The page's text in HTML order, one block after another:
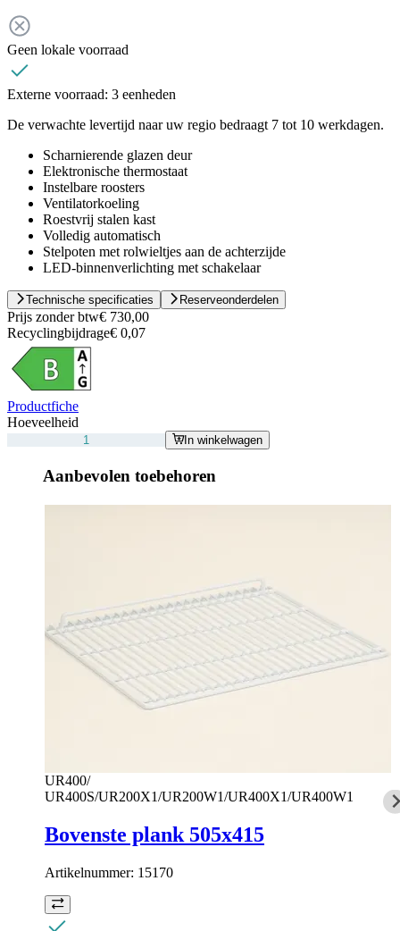
Geen lokale voorraad
Externe voorraad: 3 eenheden
De verwachte levertijd naar uw regio bedraagt 7 tot 10 werkdagen.
Scharnierende glazen deur
Elektronische thermostaat
Instelbare roosters
Ventilatorkoeling
Roestvrij stalen kast
Volledig automatisch
Stelpoten met rolwieltjes aan de achterzijde
LED-binnenverlichting met schakelaar
Technische specificaties Reserveonderdelen
Prijs zonder btw€ 730,00
Recyclingbijdrage€ 0,07
Productfiche
Hoeveelheid
In winkelwagen
Aanbevolen toebehoren
UR400/
UR400S/UR200X1/UR200W1/UR400X1/UR400W1
Bovenste plank 505x415
Artikelnummer: 15170